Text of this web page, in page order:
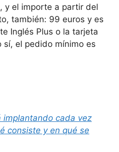
y el importe a partir del
también: 99 euros y es
Inglés Plus o la tarjeta
sí, el pedido mínimo es
implantando cada vez
consiste y en qué se